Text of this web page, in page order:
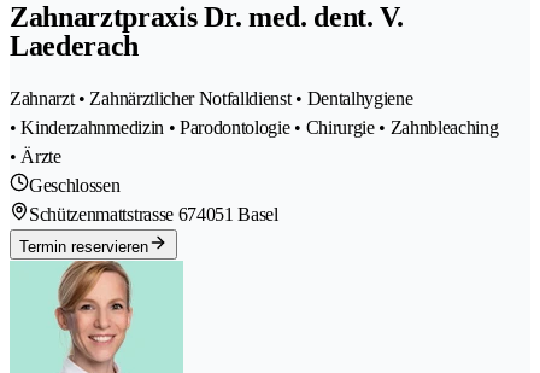
Zahnarztpraxis Dr. med. dent. V.
Laederach
Zahnarzt • Zahnärztlicher Notfalldienst • Dentalhygiene
• Kinderzahnmedizin • Parodontologie • Chirurgie • Zahnbleaching
• Ärzte
Geschlossen
Schützenmattstrasse 674051 Basel
Termin reservieren